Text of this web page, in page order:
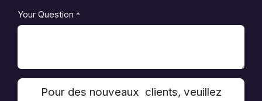
Your Question *
Pour des nouveaux clients, veuillez